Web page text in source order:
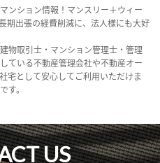
ンション情報！マンスリー＋ウィー
期出張の経費削減に、法人様にも大好
物取引士・マンション管理士・管理
ている不動産管理会社や不動産オー
宅として安心してご利用いただけま
す。
US